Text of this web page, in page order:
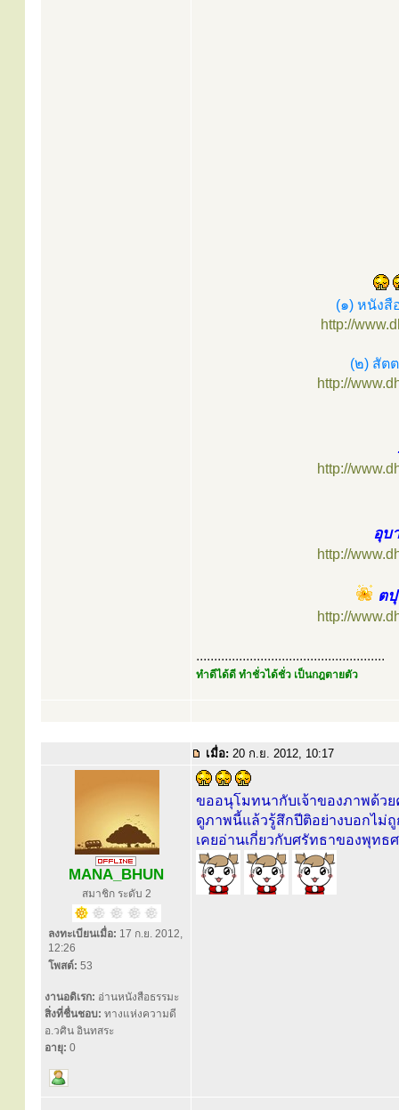
(๑) หนังสื
http://
(๒) สัต
http://
http://
อุบ
http://
ต
http://
.....................................................
ทำดีได้ดี ทำชั่วได้ชั่ว เป็นกฎตายตัว
เมื่อ: 20 ก.ย. 2012, 10:17
MANA_BHUN
สมาชิก ระดับ 2
ลงทะเบียนเมื่อ: 17 ก.ย. 2012,
12:26
โพสต์: 53
งานอดิเรก: อ่านหนังสือธรรมะ
สิ่งที่ชื่นชอบ: ทางแห่งความดี
อ.วศิน อินทสระ
อายุ: 0
ขออนุโมทนากับเจ้าของภาพด้วย
ดูภาพนี้แล้วรู้สึกปีติอย่างบอกไม่ถู
เคยอ่านเกี่ยวกับศรัทธาของพุท